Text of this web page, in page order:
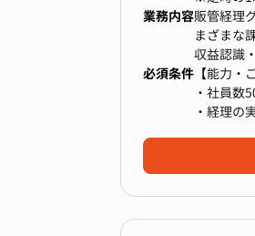
事業の急
請求処理
正確で
その解決
▼ 会計デ
freeeの会
今後は、
【成長企
成長企
人材紹介
め、1企
【事業貢
業務内容販管経理
まざまな
収益認識
業課題の
また、成
の支援と
必須条件 【能力・
・社員数
・経理の
【価値観
・私た